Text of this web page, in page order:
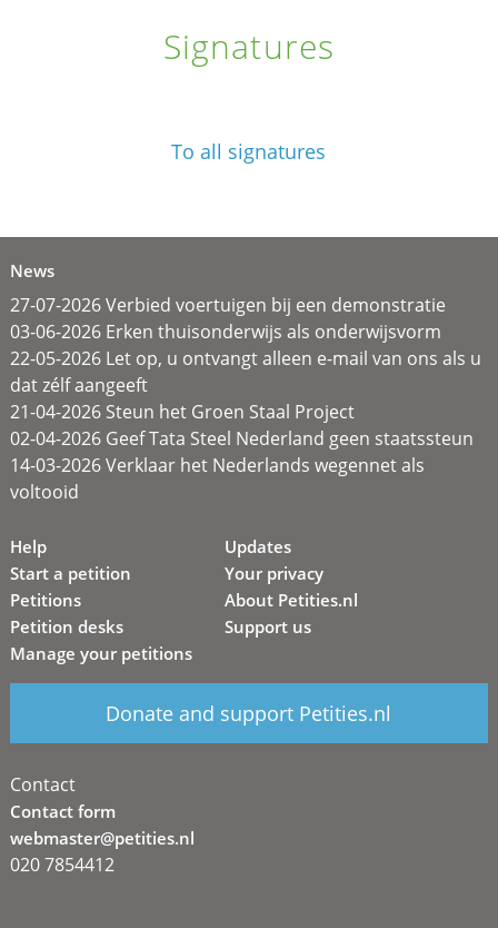
Signatures
To all signatures
News
27-07-2026 Verbied voertuigen bij een demonstratie
03-06-2026 Erken thuisonderwijs als onderwijsvorm
22-05-2026 Let op, u ontvangt alleen e-mail van ons als u
dat zélf aangeeft
21-04-2026 Steun het Groen Staal Project
02-04-2026 Geef Tata Steel Nederland geen staatssteun
14-03-2026 Verklaar het Nederlands wegennet als
voltooid
Help
Start a petition
Petitions
Petition desks
Manage your petitions
Updates
Your privacy
About Petities.nl
Support us
Donate and support Petities.nl
Contact
Contact form
webmaster@petities.nl
020 7854412